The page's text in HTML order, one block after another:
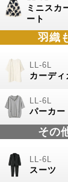
ミニスカ
ート
羽織
カーディ
パーカー
その
スーツ